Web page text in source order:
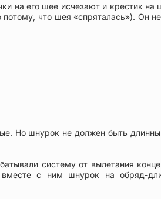
на его шее исчезают и крестик
что шея «спряталась»). Он не
Но шнурок не должен быть
систему от вылетания
с ним шнурок на обряд-